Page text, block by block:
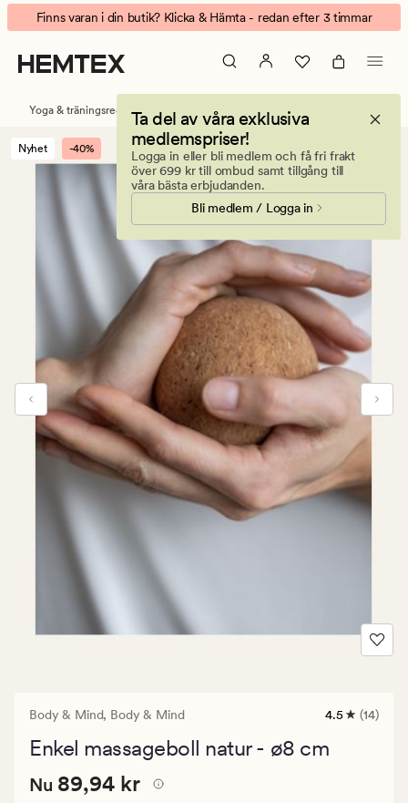
Body
&
Mind
enkel
natur
Animerad
banner.
Klicka
på
att
pausa.
Finns varan i din butik? Klicka & Hämta - redan efter 3 timmar
Ta del av våra exklusiva
medlemspriser!
Logga in eller bli medlem och få fri frakt
över 699 kr till ombud samt tillgång till
våra bästa erbjudanden.
Bli medlem / Logga in
Yoga & träningsredskap
Nyhet -40%
Body & Mind, Body & Mind
14
med
4.5 (14)
Enkel massageboll natur - ø8 cm
Nuvarande
Nuvarande pris
Nu 89,94 kr